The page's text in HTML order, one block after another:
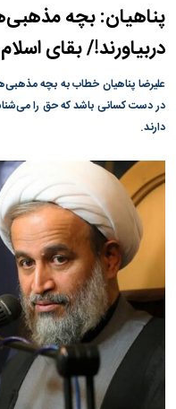
پناهیان: بچه
دربیاورند!/ بقای
علیرضا پناهیان خطاب به بچه
در دست کسانی باشد که حق را
دارند.